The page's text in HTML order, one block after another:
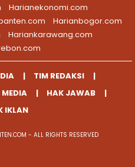
Harianekonomi.com
Harianbogor.com
Hariankarawang.com
TIM REDAKSI
HAK JAWAB
IKLAN
- ALL RIGHTS RESERVED